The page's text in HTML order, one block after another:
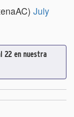
July
22 en nuestra